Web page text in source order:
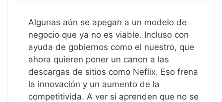
Algunas aún se apegan a un modelo de
negocio que ya no es viable. Incluso con
ayuda de gobiernos como el nuestro, que
ahora quieren poner un canon a las
descargas de sitios como Neflix. Eso frena
la innovación y un aumento de la
competitivida. A ver si aprenden que no se